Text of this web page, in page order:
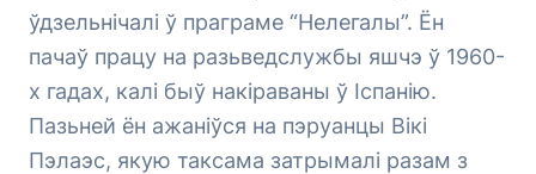
ўдзельнічалі ў праграме “Нелегалы”. Ён
пачаў працу на разьведслужбы яшчэ ў 1960-
х гадах, калі быў накіраваны ў Іспанію.
Пазьней ён ажаніўся на пэруанцы Вікі
Пэлаэс, якую таксама затрымалі разам з